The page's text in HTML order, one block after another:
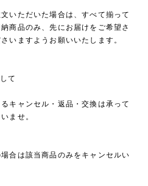
いただいた場合は、すべて揃って
商品のみ、先にお届けをご希望さ
いますようお願いいたします。
て
キャンセル・返品・交換は承って
ませ。
合は該当商品のみをキャンセルい